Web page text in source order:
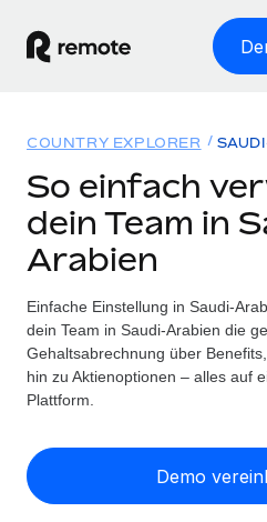
WELTWEITE
Globale Payroll
Employer of Record
Weltweites Wachstum
Contractor of Record
Contractor
Globales Onboarding und
Lösungen
Country Explorer
Länderspezifische
Explorer für US-
Vergleiche mit unseren
Ressourcen
TOOLS UND RECHNER
Länderspezifische
Personalkostenrechner
Preise
English
COUNTRY EXPLORER
So einfach
dein Team in
Arabien
Einfache Einstellung in Saudi-
dein Team in Saudi-Arabien die
Gehaltsabrechnung über
hin zu Aktienoptionen – alles auf
Plattform.
Demo